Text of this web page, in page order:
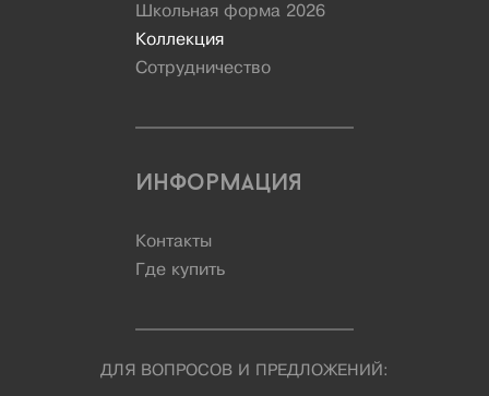
Школьная форма 2026
Коллекция
Сотрудничество
Информация
Контакты
Где купить
ДЛЯ ВОПРОСОВ И ПРЕДЛОЖЕНИЙ: